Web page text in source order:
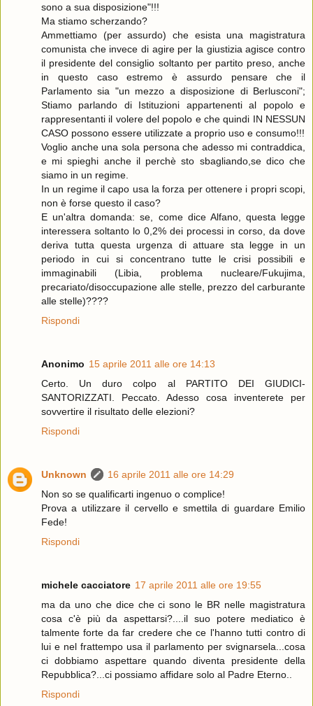
sono a sua disposizione"!!!
Ma stiamo scherzando?
Ammettiamo (per assurdo) che esista una magistratura
comunista che invece di agire per la giustizia agisce contro
il presidente del consiglio soltanto per partito preso, anche
in questo caso estremo è assurdo pensare che il
Parlamento sia "un mezzo a disposizione di Berlusconi";
Stiamo parlando di Istituzioni appartenenti al popolo e
rappresentanti il volere del popolo e che quindi IN NESSUN
CASO possono essere utilizzate a proprio uso e consumo!!!
Voglio anche una sola persona che adesso mi contraddica,
e mi spieghi anche il perchè sto sbagliando,se dico che
siamo in un regime.
In un regime il capo usa la forza per ottenere i propri scopi,
non è forse questo il caso?
E un'altra domanda: se, come dice Alfano, questa legge
interessera soltanto lo 0,2% dei processi in corso, da dove
deriva tutta questa urgenza di attuare sta legge in un
periodo in cui si concentrano tutte le crisi possibili e
immaginabili (Libia, problema nucleare/Fukujima,
precariato/disoccupazione alle stelle, prezzo del carburante
alle stelle)????
Rispondi
Anonimo 15 aprile 2011 alle ore 14:13
Certo. Un duro colpo al PARTITO DEI GIUDICI-
SANTORIZZATI. Peccato. Adesso cosa inventerete per
sovvertire il risultato delle elezioni?
Rispondi
Unknown
16 aprile 2011 alle ore 14:29
Non so se qualificarti ingenuo o complice!
Prova a utilizzare il cervello e smettila di guardare Emilio
Fede!
Rispondi
michele cacciatore 17 aprile 2011 alle ore 19:55
ma da uno che dice che ci sono le BR nelle magistratura
cosa c'è più da aspettarsi?....il suo potere mediatico è
talmente forte da far credere che ce l'hanno tutti contro di
lui e nel frattempo usa il parlamento per svignarsela...cosa
ci dobbiamo aspettare quando diventa presidente della
Repubblica?...ci possiamo affidare solo al Padre Eterno..
Rispondi